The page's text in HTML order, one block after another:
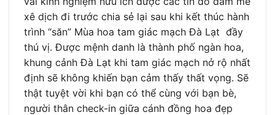
xê dịch đi trước chia sẻ lại sau khi kết thúc hành
trình “săn” Mùa hoa tam giác mạch Đà Lạt đầy
thú vị. Được mệnh danh là thành phố ngàn hoa,
khung cảnh Đà Lạt khi tam giác mạch nở rộ nhất
định sẽ không khiến bạn cảm thấy thất vọng. Sẽ
thật tuyệt vời khi bạn có thể cùng với bạn bè,
người thân check-in giữa cánh đồng hoa đẹp